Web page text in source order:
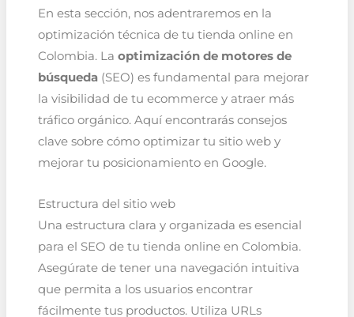
En esta sección, nos adentraremos en la
optimización técnica de tu tienda online en
Colombia. La optimización de motores de
búsqueda(SEO) es fundamental para mejorar
la visibilidad de tu ecommerce y atraer más
tráfico orgánico. Aquí encontrarás consejos
clave sobre cómo optimizar tu sitio web y
mejorar tu posicionamiento en Google.
Estructura del sitio web
Una estructura clara y organizada es esencial
para el SEO de tu tienda online en Colombia.
Asegúrate de tener una navegación intuitiva
que permita a los usuarios encontrar
fácilmente tus productos. Utiliza URLs